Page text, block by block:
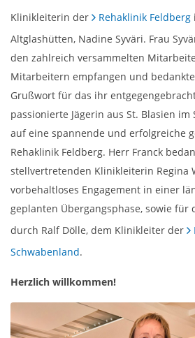
Klinikleiterin der
Rehaklinik Feldberg
Altglashütten, Nadine Syväri. Frau
den zahlreich versammelten
Mitarbeitern empfangen und
Grußwort für das ihr
passionierte Jägerin aus St. Blasien
auf eine spannende und erfolgreiche
Rehaklinik Feldberg. Herr Franck
stellvertretenden Klinikleiterin Regina
vorbehaltloses Engagement in einer
geplanten Übergangsphase, sowie für
durch Ralf Dölle, dem Klinikleiter der
Schwabenland.
Herzlich willkommen!